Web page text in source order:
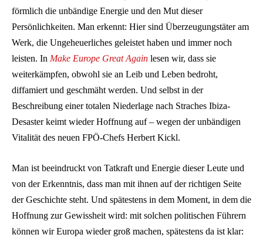
förmlich die unbändige Energie und den Mut dieser
Persönlichkeiten. Man erkennt: Hier sind Überzeugungstäter am
Werk, die Ungeheuerliches geleistet haben und immer noch
leisten. In Make Europe Great Again lesen wir, dass sie
weiterkämpfen, obwohl sie an Leib und Leben bedroht,
diffamiert und geschmäht werden. Und selbst in der
Beschreibung einer totalen Niederlage nach Straches Ibiza-
Desaster keimt wieder Hoffnung auf – wegen der unbändigen
Vitalität des neuen FPÖ-Chefs Herbert Kickl.
Man ist beeindruckt von Tatkraft und Energie dieser Leute und
von der Erkenntnis, dass man mit ihnen auf der richtigen Seite
der Geschichte steht. Und spätestens in dem Moment, in dem die
Hoffnung zur Gewissheit wird: mit solchen politischen Führern
können wir Europa wieder groß machen, spätestens da ist klar: